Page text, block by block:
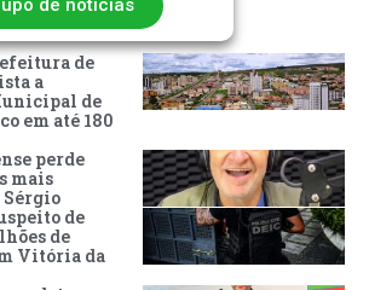
de notícias
de
a
de
em até 180
perde
mais
Sérgio
de
de
Vitória da